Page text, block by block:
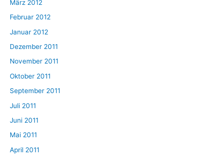
März 2012
Februar 2012
Januar 2012
Dezember 2011
November 2011
Oktober 2011
September 2011
Juli 2011
Juni 2011
Mai 2011
April 2011